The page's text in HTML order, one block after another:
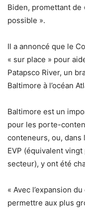
Biden, promettant de
possible ».
Il a annoncé que le
« sur place » pour
Patapsco River, un
Baltimore à l’océan
Baltimore est un
pour les porte-
conteneurs, ou,
EVP (équivalent
secteur), y ont été
« Avec l’expansion
permettre aux plus